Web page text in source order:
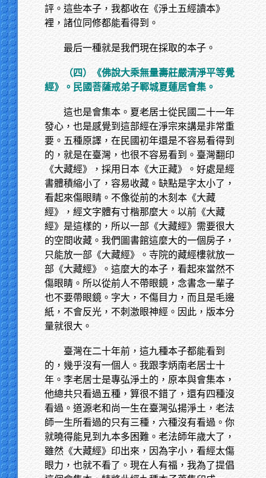
評。這些本子，我都收在《淨土五經讀本》
裡，諸位同修都能看得到。
最后一種就是我們現在採取的本子。
（四）《佛說大乘無量壽莊嚴清淨平等覺
經》。民國菩薩戒弟子鄆城夏蓮居會集。
這也是會集本。夏老居士從民國二十一年
發心，也是感覺到這部經在淨宗來講是非常重
要。五種原譯，在民國初年還是不容易看得到
的，就是在臺灣，也很不容易看到。臺灣翻印
《大藏經》，採用日本《大正藏》。好處是經
書體積縮小了，容易收藏。缺點是字太小了，
看起來傷眼睛。不像從前的木刻本《大藏
經》，經文字體有寸楷那麼大。以前《大藏
經》是這樣的，所以一部《大藏經》需要很大
的空間收藏。我們圖書館這麼大的一個房子，
只能放一部《大藏經》。寺院的藏經樓就放一
部《大藏經》。這麼大的本子，看起來當然不
傷眼睛。所以從前人不帶眼鏡，念書念一輩子
也不要帶眼鏡。字大，不傷目力，而且是毛邊
紙，不會反光，不刺激眼神經。因此，版本分
量就很大。
臺灣在二十年前，這九種本子都能看到
的，幾乎沒有一個人。我跟李炳南老居士十
年。李老居士是專弘淨土的，原本與會集本，
他總共只看過五種，算很不錯了，還有四種沒
看過。道源老和尚一生在臺灣弘揚淨土，老法
師一生所看過的只有三種，六種沒有看過。你
就曉得能見到九本多困難。老法師年歲大了，
雖然《大藏經》印出來，因為字小，看經太傷
眼力，也就不看了。現在人有福，我為了提倡